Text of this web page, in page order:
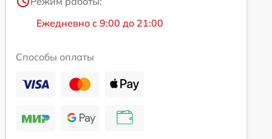
Ежедневно с 9:00 до 21:00
Способы оплаты